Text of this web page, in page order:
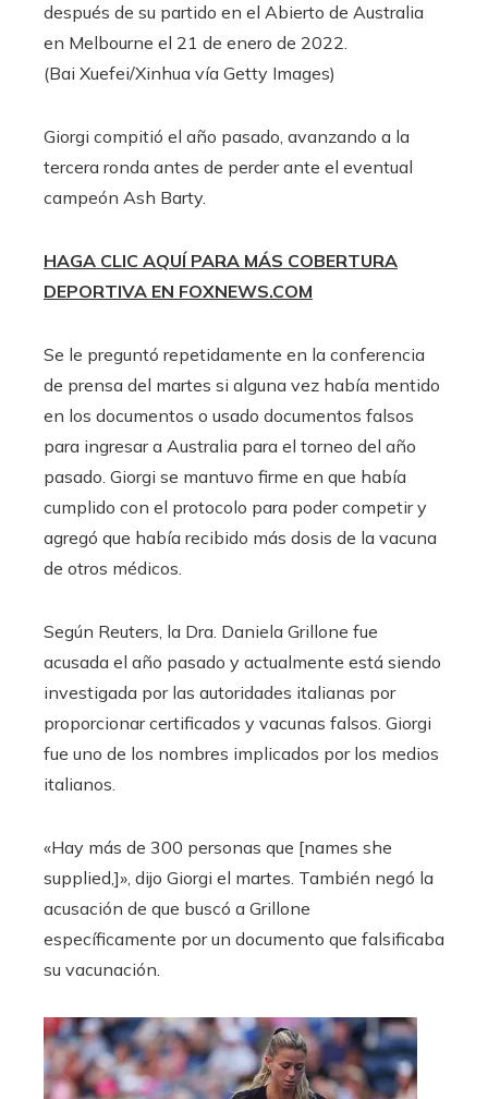
después de su partido en el Abierto de Australia
en Melbourne el 21 de enero de 2022.
(Bai Xuefei/Xinhua vía Getty Images)
Giorgi compitió el año pasado, avanzando a la
tercera ronda antes de perder ante el eventual
campeón Ash Barty.
HAGA CLIC AQUÍ PARA MÁS COBERTURA
DEPORTIVA EN FOXNEWS.COM
Se le preguntó repetidamente en la conferencia
de prensa del martes si alguna vez había mentido
en los documentos o usado documentos falsos
para ingresar a Australia para el torneo del año
pasado. Giorgi se mantuvo firme en que había
cumplido con el protocolo para poder competir y
agregó que había recibido más dosis de la vacuna
de otros médicos.
Según Reuters, la Dra. Daniela Grillone fue
acusada el año pasado y actualmente está siendo
investigada por las autoridades italianas por
proporcionar certificados y vacunas falsos. Giorgi
fue uno de los nombres implicados por los medios
italianos.
«Hay más de 300 personas que [names she
supplied,]», dijo Giorgi el martes. También negó la
acusación de que buscó a Grillone
específicamente por un documento que falsificaba
su vacunación.